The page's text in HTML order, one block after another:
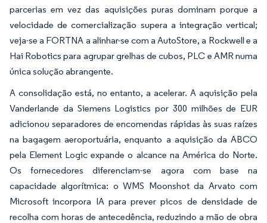
parcerias em vez das aquisições puras dominam porque a
velocidade de comercialização supera a integração vertical;
veja-se a FORTNA a alinhar-se com a AutoStore, a Rockwell e a
Hai Robotics para agrupar grelhas de cubos, PLC e AMR numa
única solução abrangente.
A consolidação está, no entanto, a acelerar. A aquisição pela
Vanderlande da Siemens Logistics por 300 milhões de EUR
adicionou separadores de encomendas rápidas às suas raízes
na bagagem aeroportuária, enquanto a aquisição da ABCO
pela Element Logic expande o alcance na América do Norte.
Os fornecedores diferenciam-se agora com base na
capacidade algorítmica: o WMS Moonshot da Arvato com
Microsoft incorpora IA para prever picos de densidade de
recolha com horas de antecedência, reduzindo a mão de obra